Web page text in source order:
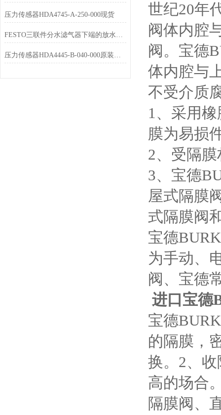
压力传感器HDA4745-A-250-000现货
FESTO三联件分水滤气器下端的放水阀是用来放出分离出的水分的
压力传感器HDA4445-B-040-000原装正品
世纪20年
阀体内腔
阀。宝德
体内腔与
不受介质
1、采用
膜为易损
2、受隔
3、宝德
屋式隔膜
式隔膜阀
宝德
为手动、
阀、宝德
进口宝德
宝德
的隔膜，
换。2、
高的场合
隔膜阀、